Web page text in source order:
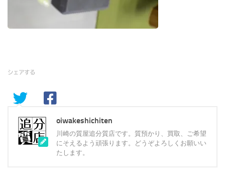
シェアする
oiwakeshichiten
川崎の質屋追分質店です。質預かり、買取、ご希望
にそえるよう頑張ります。どうぞよろしくお願いい
たします。